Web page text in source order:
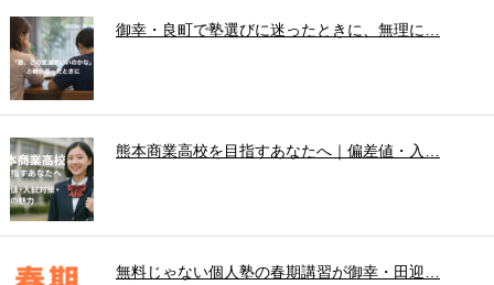
御幸・良町で塾選びに迷ったときに、無理に…
熊本商業高校を目指すあなたへ｜偏差値・入…
無料じゃない個人塾の春期講習が御幸・田迎…